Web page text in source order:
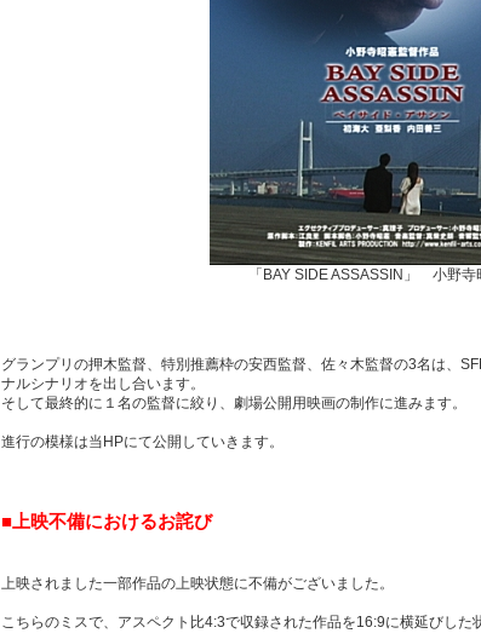
「BAY SIDE ASSASSIN」 小野寺
グランプリの押木監督、特別推薦枠の安西監督、佐々木監督の3名は、
ナルシナリオを出し合います。
そして最終的に１名の監督に絞り、劇場公開用映画の制作に進みます。
進行の模様は当HPにて公開していきます。
■上映不備におけるお詫び
上映されました一部作品の上映状態に不備がございました。
こちらのミスで、アスペクト比4:3で収録された作品を16:9に横延びした